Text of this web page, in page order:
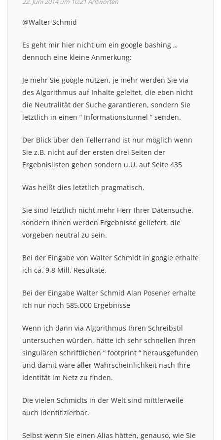
@Walter Schmid
Es geht mir hier nicht um ein google bashing „,
dennoch eine kleine Anmerkung:
Je mehr Sie google nutzen, je mehr werden Sie via
des Algorithmus auf Inhalte geleitet, die eben nicht
die Neutralität der Suche garantieren, sondern Sie
letztlich in einen “ Informationstunnel “ senden.
Der Blick über den Tellerrand ist nur möglich wenn
Sie z.B. nicht auf der ersten drei Seiten der
Ergebnislisten gehen sondern u.U. auf Seite 435
Was heißt dies letztlich pragmatisch.
Sie sind letztlich nicht mehr Herr Ihrer Datensuche,
sondern Ihnen werden Ergebnisse geliefert, die
vorgeben neutral zu sein.
Bei der Eingabe von Walter Schmidt in google erhalte
ich ca. 9,8 Mill. Resultate.
Bei der Eingabe Walter Schmid Alan Posener erhalte
ich nur noch 585.000 Ergebnisse
Wenn ich dann via Algorithmus Ihren Schreibstil
untersuchen würden, hätte ich sehr schnellen Ihren
singulären schriftlichen “ footprint “ herausgefunden
und damit wäre aller Wahrscheinlichkeit nach Ihre
Identität im Netz zu finden.
Die vielen Schmidts in der Welt sind mittlerweile
auch identifizierbar.
Selbst wenn Sie einen Alias hätten, genauso, wie Sie